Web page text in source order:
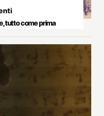
tutto come prima